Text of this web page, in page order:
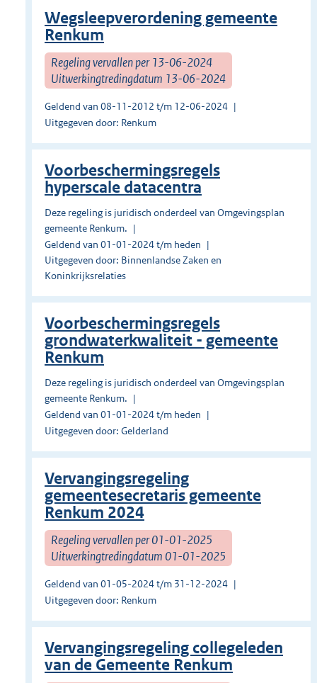
Wegsleepverordening gemeente
Renkum
Regeling vervallen per 13-06-2024
Uitwerkingtredingdatum 13-06-2024
Geldend van 08-11-2012 t/m 12-06-2024
Uitgegeven door: Renkum
Voorbeschermingsregels
hyperscale datacentra
Deze regeling is juridisch onderdeel van Omgevingsplan
gemeente Renkum.
Geldend van 01-01-2024 t/m heden
Uitgegeven door: Binnenlandse Zaken en
Koninkrijksrelaties
Voorbeschermingsregels
grondwaterkwaliteit - gemeente
Renkum
Deze regeling is juridisch onderdeel van Omgevingsplan
gemeente Renkum.
Geldend van 01-01-2024 t/m heden
Uitgegeven door: Gelderland
Vervangingsregeling
gemeentesecretaris gemeente
Renkum 2024
Regeling vervallen per 01-01-2025
Uitwerkingtredingdatum 01-01-2025
Geldend van 01-05-2024 t/m 31-12-2024
Uitgegeven door: Renkum
Vervangingsregeling collegeleden
van de Gemeente Renkum